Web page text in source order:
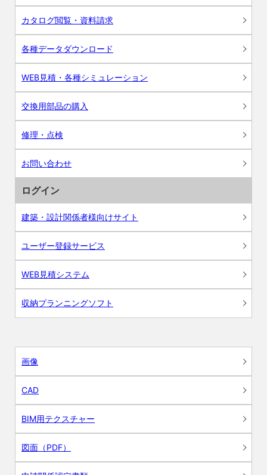
カタログ閲覧・資料請求
各種データダウンロード
WEB見積・各種シミュレーション
交換用部品の購入
修理・点検
お問い合わせ
ログイン
建築・設計関係者様向けサイト
ユーザー登録サービス
WEB見積システム
収納プランニングソフト
画像
CAD
BIM用テクスチャー
図面（PDF）